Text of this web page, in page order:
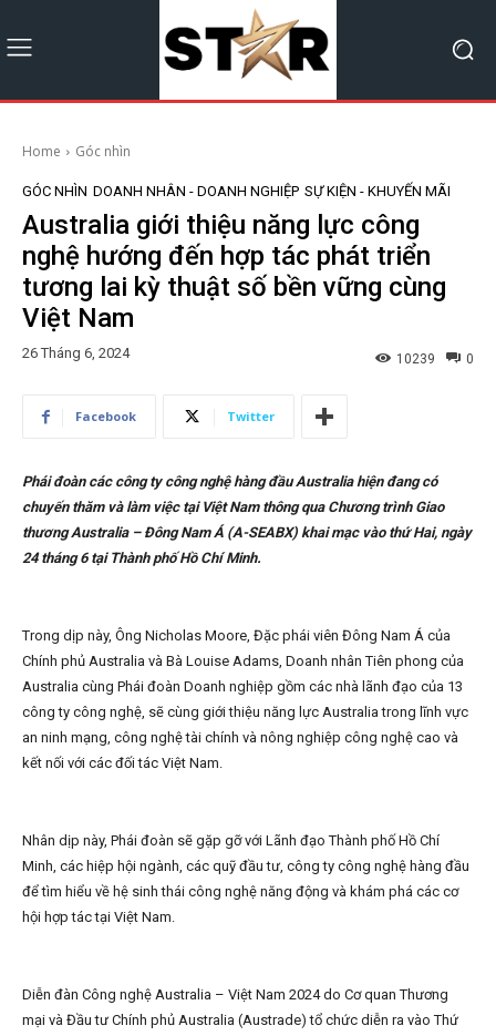
Home Góc nhìn
GÓC NHÌN DOANH NHÂN - DOANH NGHIỆP SỰ KIỆN - KHUYẾN MÃI
Australia giới thiệu năng lực công
nghệ hướng đến hợp tác phát triển
tương lai kỳ thuật số bền vững cùng
Việt Nam
26 Tháng 6, 2024 0
10239
Facebook Twitter
Phái đoàn các công ty công nghệ hàng đầu Australia hiện đang có
chuyến thăm và làm việc tại Việt Nam thông qua Chương trình Giao
thương Australia – Đông Nam Á (A-SEABX) khai mạc vào thứ Hai, ngày
24 tháng 6 tại Thành phố Hồ Chí Minh.
Trong dịp này, Ông Nicholas Moore, Đặc phái viên Đông Nam Á của
Chính phủ Australia và Bà Louise Adams, Doanh nhân Tiên phong của
Australia cùng Phái đoàn Doanh nghiệp gồm các nhà lãnh đạo của 13
công ty công nghệ, sẽ cùng giới thiệu năng lực Australia trong lĩnh vực
an ninh mạng, công nghệ tài chính và nông nghiệp công nghệ cao và
kết nối với các đối tác Việt Nam.
Nhân dịp này, Phái đoàn sẽ gặp gỡ với Lãnh đạo Thành phố Hồ Chí
Minh, các hiệp hội ngành, các quỹ đầu tư, công ty công nghệ hàng đầu
để tìm hiểu về hệ sinh thái công nghệ năng động và khám phá các cơ
hội hợp tác tại Việt Nam.
Diễn đàn Công nghệ Australia – Việt Nam 2024 do Cơ quan Thương
mại và Đầu tư Chính phủ Australia (Austrade) tổ chức diễn ra vào Thứ